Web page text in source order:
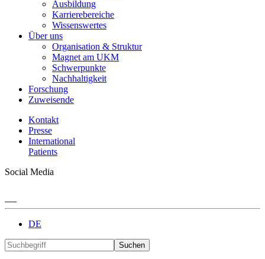
Ausbildung
Karrierebereiche
Wissenswertes
Über uns
Organisation & Struktur
Magnet am UKM
Schwerpunkte
Nachhaltigkeit
Forschung
Zuweisende
Kontakt
Presse
International
Patients
Social Media
DE
Suchen